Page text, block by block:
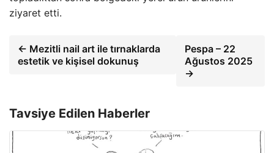
ziyaret etti.
← Mezitli nail art ile tırnaklarda
estetik ve kişisel dokunuş
Pespa – 22
Ağustos 2025
→
Tavsiye Edilen Haberler